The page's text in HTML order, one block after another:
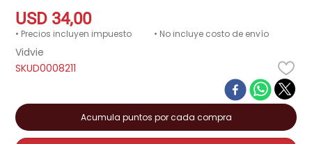
USD 34,00
• Precios incluyen impuesto • No incluye costo de envío
Vidvie
D0008211
Acumula puntos por cada compra
3. cocina
.
5. ventilador
televisor